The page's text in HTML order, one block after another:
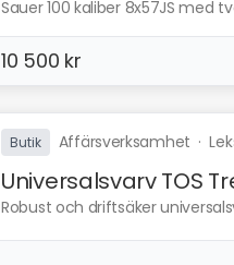
Sauer 100 kaliber 8x57JS med
10 500 kr
Butik Affärsverksamhet ·
Universalsvarv TOS
Robust och driftsäker